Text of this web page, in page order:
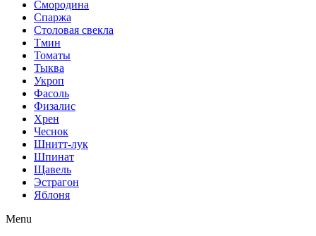
Смородина
Спаржа
Столовая свекла
Тмин
Томаты
Тыква
Укроп
Фасоль
Физалис
Хрен
Чеснок
Шнитт-лук
Шпинат
Щавель
Эстрагон
Яблоня
Menu